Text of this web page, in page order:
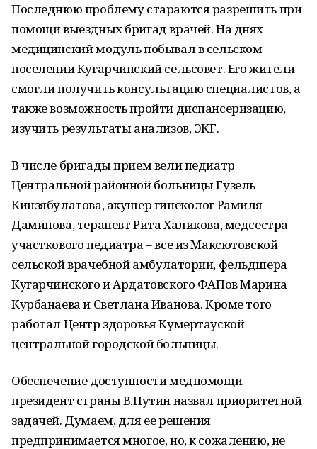
Последнюю проблему стараются разрешить при
помощи выездных бригад врачей. На днях
медицинский модуль побывал в сельском
поселении Кугарчинский сельсовет. Его жители
смогли получить консультацию специалистов, а
также возможность пройти диспансеризацию,
изучить результаты анализов, ЭКГ.
В числе бригады прием вели педиатр
Центральной районной больницы Гузель
Кинзябулатова, акушер гинеколог Рамиля
Даминова, терапевт Рита Халикова, медсестра
участкового педиатра – все из Максютовской
сельской врачебной амбулатории, фельдшера
Кугарчинского и Ардатовского ФАПов Марина
Курбанаева и Светлана Иванова. Кроме того
работал Центр здоровья Кумертауской
центральной городской больницы.
Обеспечение доступности медпомощи
президент страны В.Путин назвал приоритетной
задачей. Думаем, для ее решения
предпринимается многое, но, к сожалению, не